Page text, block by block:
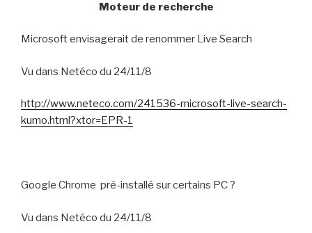
Moteur de recherche
Microsoft envisagerait de renommer Live Search
Vu dans Netéco du 24/11/8
http://www.neteco.com/241536-microsoft-live-search-
kumo.html?xtor=EPR-1
Google Chrome pré-installé sur certains PC ?
Vu dans Netéco du 24/11/8